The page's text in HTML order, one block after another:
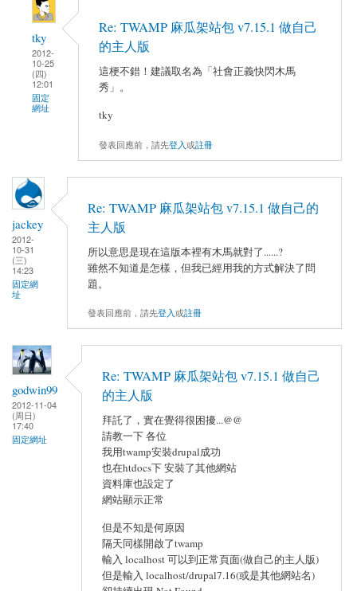
tky
2012-
10-25
(四)
12:01
固定
網址
Re: TWAMP 麻瓜架站包 v7.15.1 做自己
的主人版
這梗不錯！建議取名為「社會正義快閃木馬
秀」。
tky
發表回應前，請先登入或註冊
jackey
2012-
10-31
(三)
14:23
固定網
址
Re: TWAMP 麻瓜架站包 v7.15.1 做自己的
主人版
所以意思是現在這版本裡有木馬就對了......?
雖然不知道是怎樣，但我已經用我的方式解決了問
題。
發表回應前，請先登入或註冊
godwin99
2012-11-04
(周日)
17:40
固定網址
Re: TWAMP 麻瓜架站包 v7.15.1 做自己
的主人版
拜託了，實在覺得很困擾...@@
請教一下 各位
我用twamp安裝drupal成功
也在htdocs下 安裝了其他網站
資料庫也設定了
網站顯示正常
但是不知是何原因
隔天同樣開啟了twamp
輸入 localhost 可以到正常頁面(做自己的主人版)
但是輸入 localhost/drupal7.16(或是其他網站名)